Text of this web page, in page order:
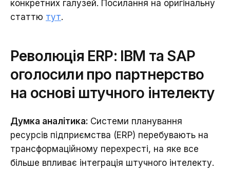
конкретних галузей. Посилання на оригінальну
статтю тут.
Революція ERP: IBM та SAP
оголосили про партнерство
на основі штучного інтелекту
Думка аналітика: Системи планування
ресурсів підприємства (ERP) перебувають на
трансформаційному перехресті, на яке все
більше впливає інтеграція штучного інтелекту.